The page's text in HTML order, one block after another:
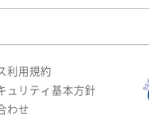
利用規約
ュリティ基本方針
わせ